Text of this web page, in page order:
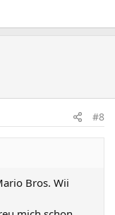
#8
Bros. Wii